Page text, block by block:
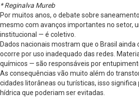
* Reginalva Mureb
Por muitos anos, o debate sobre
mesmo com avanços importantes no setor,
institucional — é coletivo.
Dados nacionais mostram que o Brasil
ocorre por uso inadequado das redes.
químicos — são responsáveis por
As consequências vão muito além do
cidades litorâneas ou turísticas, isso
hídrica que poderiam ser evitadas.